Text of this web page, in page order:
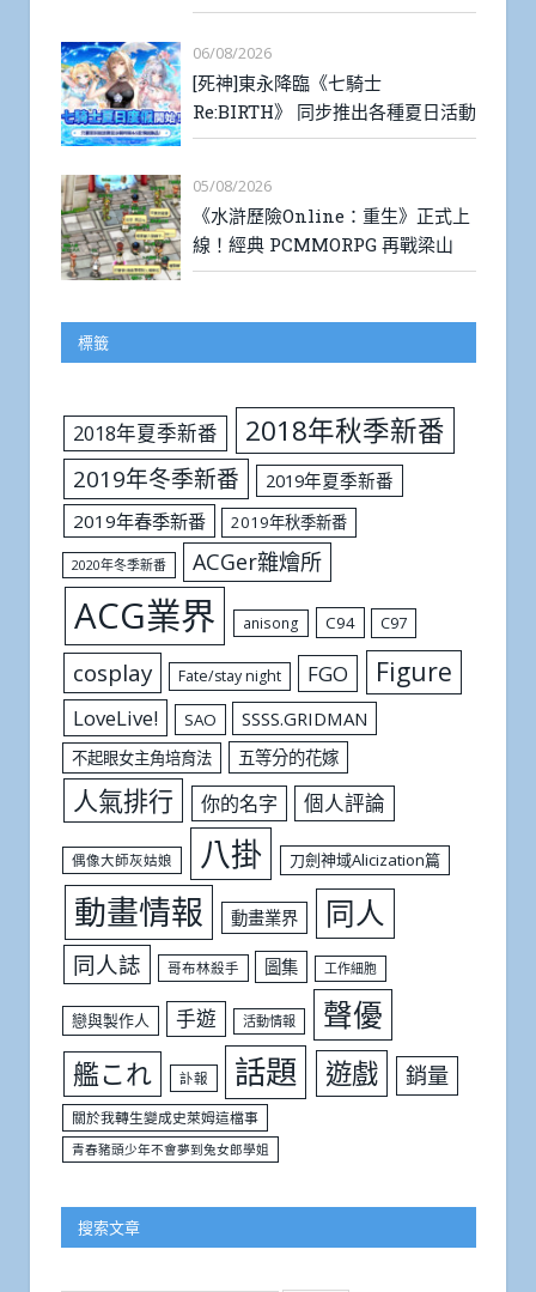
06/08/2026
[死神]東永降臨《七騎士
Re:BIRTH》 同步推出各種夏日活動
05/08/2026
《水滸歷險Online：重生》正式上
線！經典 PCMMORPG 再戰梁山
標籤
2018年夏季新番 2018年秋季新番
2019年冬季新番
2019年夏季新番
2019年春季新番
2019年秋季新番
2020年冬季新番 ACGer雜燴所
ACG業界 anisong C94 C97
cosplay Fate/stay night FGO Figure
LoveLive! SAO SSSS.GRIDMAN
不起眼女主角培育法 五等分的花嫁
人氣排行 你的名字 個人評論
偶像大師灰姑娘 八掛 刀劍神域Alicization篇
動畫情報 動畫業界 同人
同人誌 哥布林殺手 圖集 工作細胞
戀與製作人 手遊 活動情報 聲優
艦これ 訃報 話題 遊戲 銷量
關於我轉生變成史萊姆這檔事
青春豬頭少年不會夢到兔女郎學姐
搜索文章